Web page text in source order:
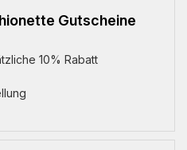
Gutscheine
10% Rabatt